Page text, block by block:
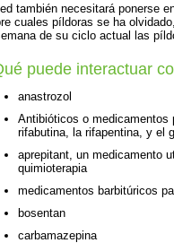
también necesitará ponerse
cuales píldoras se ha
de su ciclo actual las
puede interactuar
anastrozol
Antibióticos o medicamentos
rifabutina, la rifapentina, y el
aprepitant, un medicamento
quimioterapia
medicamentos barbitúricos
bosentan
carbamazepina